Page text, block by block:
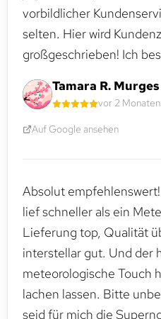
vorbildlicher
selten. Hier wird
großgeschrieben! Ich
Tamara R. Murges
vor 2
Auf Google ansehen
Absolut
lief schneller als ein
Lieferung top, Qualität
interstellar gut. Und der
meteorologische Touch
lachen lassen. Bitte
seid für mich die